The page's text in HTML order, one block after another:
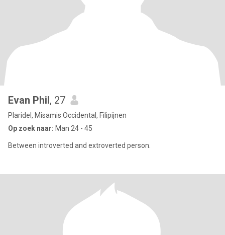
Evan Phil, 27
Plaridel, Misamis Occidental, Filipijnen
Op zoek naar: Man 24 - 45
Between introverted and extroverted person.